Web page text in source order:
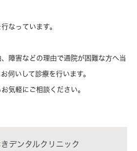
なっています。
障害などの理由で通院が困難な方へ当
伺いして診療を行います。
気軽にご相談ください。
デンタルクリニック